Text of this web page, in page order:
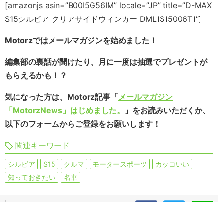
[amazonjs asin=”B00I5G56IM” locale=”JP” title=”D-MAX
S15シルビア クリアサイドウィンカー DML1S15006T1″]
Motorzではメールマガジンを始めました！
編集部の裏話が聞けたり、月に一度は抽選でプレゼントが
もらえるかも！？
気になった方は、Motorz記事「メールマガジン
「MotorzNews」はじめました。
」をお読みいただくか、
以下のフォームからご登録をお願いします！
関連キーワード
シルビア S15 クルマ モータースポーツ
カッコいい
知っておきたい
名車